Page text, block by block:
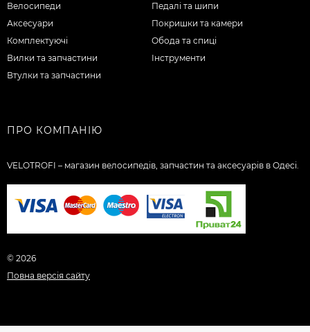
Велосипеди
Аксесуари
Комплектуючі
Вилки та запчастини
Втулки та запчастини
Педалі та шипи
Покришки та камери
Обода та спиці
Інструменти
ПРО КОМПАНІЮ
VELOTROFI – магазин велосипедів, запчастин та аксесуарів в Одесі.
© 2026
Повна версія сайту